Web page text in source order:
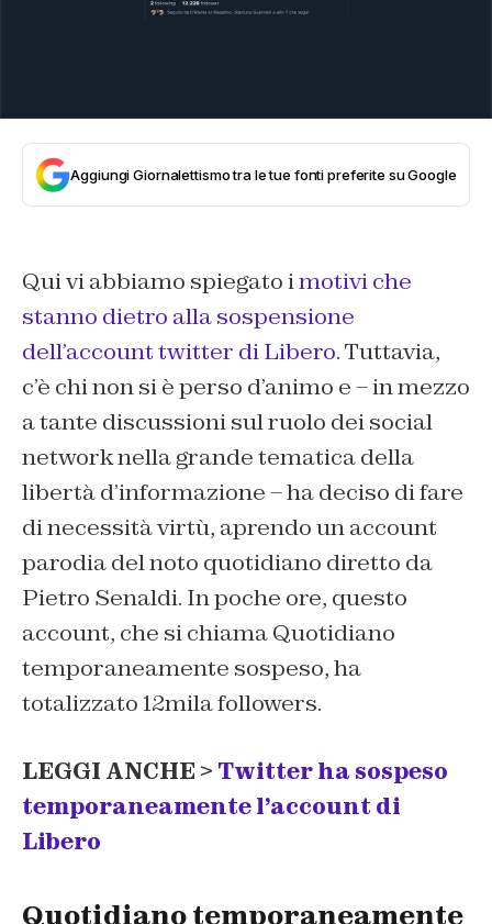
Aggiungi Giornalettismo tra le tue fonti preferite su Google
Qui vi abbiamo spiegato imotivi che
stanno dietro alla sospensione
dell’account twitter di Libero. Tuttavia,
c’è chi non si è perso d’animo e – in mezzo
a tante discussioni sul ruolo dei social
network nella grande tematica della
libertà d’informazione – ha deciso di fare
di necessità virtù, aprendo un account
parodia del noto quotidiano diretto da
Pietro Senaldi. In poche ore, questo
account, che si chiama Quotidiano
temporaneamente sospeso, ha
totalizzato 12mila followers.
LEGGI ANCHE > Twitter ha sospeso
temporaneamente l’account di
Libero
Quotidiano temporaneamente